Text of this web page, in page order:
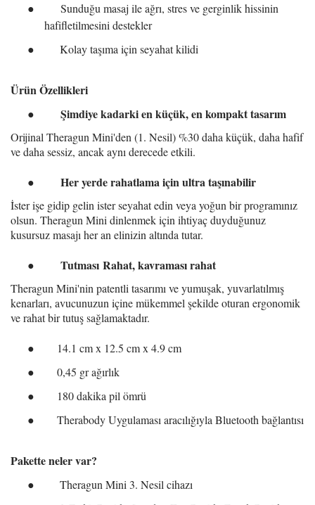
●
Sunduğu masaj ile ağrı, stres ve gerginlik hissinin
hafifletilmesini destekler
● Kolay taşıma için seyahat kilidi
Ürün Özellikleri
● Şimdiye kadarki en küçük, en kompakt tasarım
Orijinal Theragun Mini'den (1. Nesil) %30 daha küçük, daha hafif
ve daha sessiz, ancak aynı derecede etkili.
● Her yerde rahatlama için ultra taşınabilir
İster işe gidip gelin ister seyahat edin veya yoğun bir programınız
olsun. Theragun Mini dinlenmek için ihtiyaç duyduğunuz
kusursuz masajı her an elinizin altında tutar.
● Tutması Rahat, kavraması rahat
Theragun Mini'nin patentli tasarımı ve yumuşak, yuvarlatılmış
kenarları, avucunuzun içine mükemmel şekilde oturan ergonomik
ve rahat bir tutuş sağlamaktadır.
●
14.1 cm x 12.5 cm x 4.9 cm
● 0,45 gr ağırlık
●
180 dakika pil ömrü
● Therabody Uygulaması aracılığıyla Bluetooth bağlantısı
Pakette neler var?
● Theragun Mini 3. Nesil cihazı